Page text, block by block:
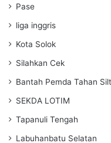
Pase
liga inggris
Kota Solok
Silahkan Cek
Bantah Pemda Tahan
SEKDA LOTIM
Tapanuli Tengah
Labuhanbatu Selatan